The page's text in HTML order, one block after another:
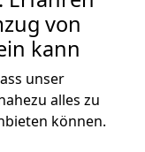
von
kann
unser
alles zu
können.